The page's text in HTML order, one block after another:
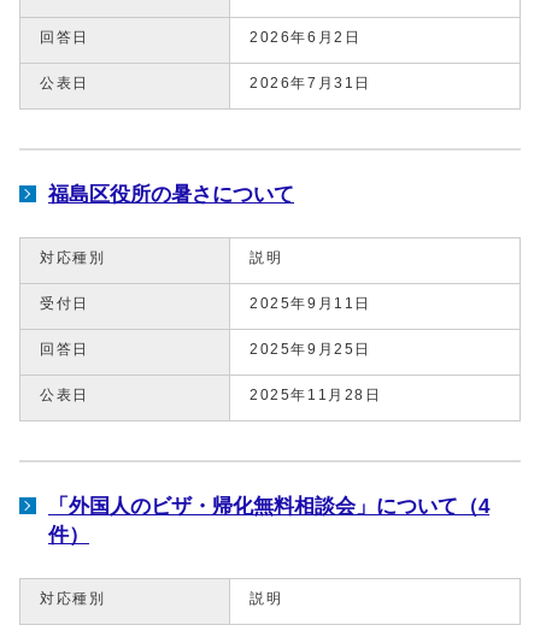
回答日 2026年6月2日
公表日 2026年7月31日
福島区役所の暑さについて
対応種別 説明
受付日 2025年9月11日
回答日 2025年9月25日
公表日 2025年11月28日
「外国人のビザ・帰化無料相談会」について（4
件）
対応種別 説明